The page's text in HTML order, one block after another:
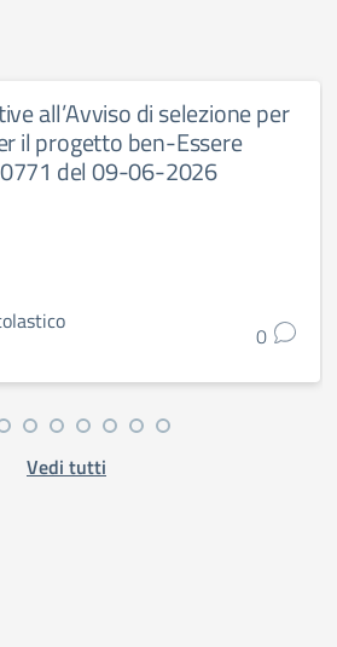
all’Avviso di selezione per
il progetto ben-Essere
del 09-06-2026
0
Vedi tutti